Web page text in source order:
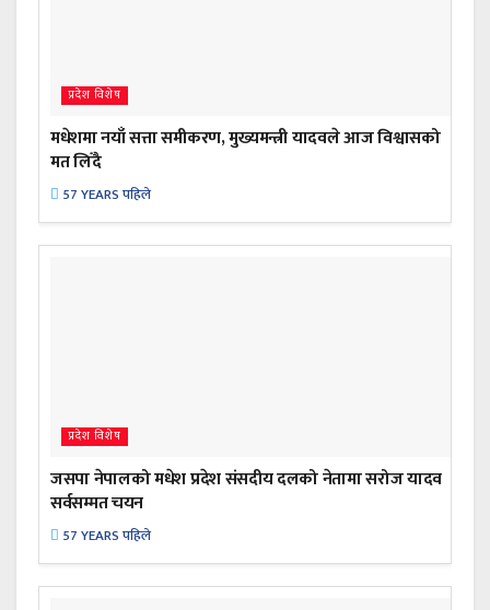
प्रदेश विशेष
मधेशमा नयाँ सत्ता समीकरण, मुख्यमन्त्री यादवले आज विश्वासको
मत लिँदै
57 YEARS पहिले
प्रदेश विशेष
जसपा नेपालको मधेश प्रदेश संसदीय दलको नेतामा सरोज यादव
सर्वसम्मत चयन
57 YEARS पहिले